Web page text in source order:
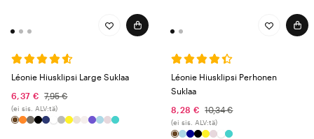
Léonie Hiusklipsi Large Suklaa
6,37 €
7,95 €
(ei sis. ALV:tä)
Léonie Hiusklipsi Perhonen
Suklaa
8,28 €
10,34 €
(ei sis. ALV:tä)